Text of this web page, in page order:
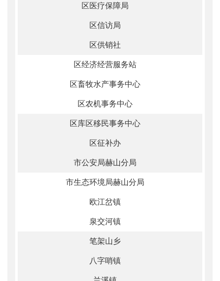
区医疗保障局
区信访局
区供销社
区经济经营服务站
区畜牧水产事务中心
区农机事务中心
区库区移民事务中心
区征补办
市公安局赫山分局
市生态环境局赫山分局
欧江岔镇
泉交河镇
笔架山乡
八字哨镇